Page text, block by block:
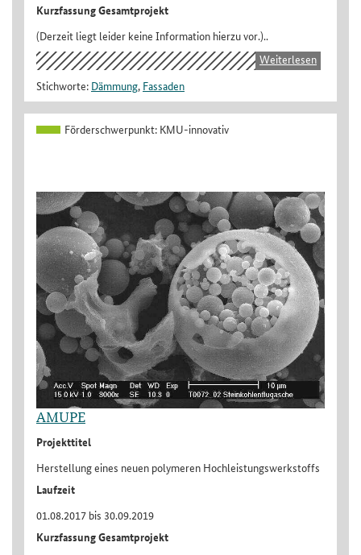
Kurzfassung Gesamtprojekt
(Derzeit liegt leider keine Information hierzu vor.)..
Weiterlesen
Stichworte: Dämmung, Fassaden
Förderschwerpunkt: KMU-innovativ
AMUPE
Projekttitel
Herstellung eines neuen polymeren Hochleistungswerkstoffs
Laufzeit
01.08.2017 bis 30.09.2019
Kurzfassung Gesamtprojekt